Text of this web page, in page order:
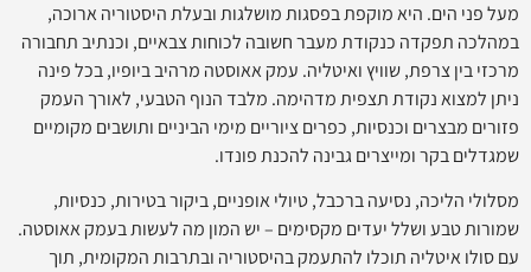
מעל פני הים. היא מוקפת בפסגות מושלגות ובעלת היסטוריה ארוכה,
במהלכה תפקדה כנקודת מעבר חשובה לכוחות צבאיים, וכנתיב תחבורה
מרכזי בין צרפת, שוויץ ואיטליה. עמק אאוסטה מרהיב ביופיו, בכל פינה
ניתן למצוא נקודת תצפית מדהימה. מלבד הנוף הטבעי, לאורך העמק
פזורים מבצרים וכנסיות, כפרים ציוריים מימי הביניים ותושבים מקומיים
שמגדלים בקר ומייצרים גבינה להכנת פונדו.
מסלולי הליכה, נסיעה ברכבל, טיולי אופניים, ביקור בטירות, כנסיות,
שמורות טבע ושלל יעדים מקסימים – יש המון מה לעשות בעמק אאוסטה.
עם סולו איטליה תוכלו להתעמק בהיסטוריה ובתרבות המקומית, תוך